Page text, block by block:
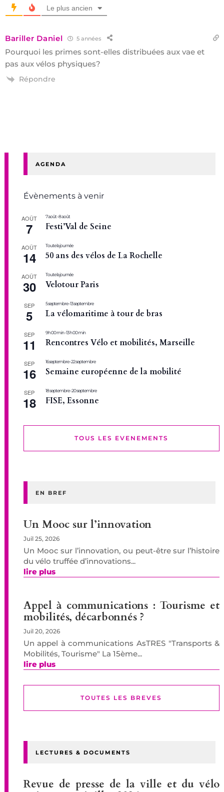
Le plus ancien
Bariller Daniel 5 années
Pourquoi les primes sont-elles distribuées aux vae et
pas aux vélos physiques?
Répondre
AGENDA
Évènements à venir
AOÛT
7
7 août-8 août
Festi’Val de Seine
AOÛT
14
Toute la journée
50 ans des vélos de La Rochelle
AOÛT
30
Toute la journée
Velotour Paris
SEP
5
5 septembre-13 septembre
La vélomaritime à tour de bras
SEP
11
9 h 00 min-13 h 00 min
Rencontres Vélo et mobilités, Marseille
SEP
16
16 septembre-22 septembre
Semaine européenne de la mobilité
SEP
18
18 septembre-20 septembre
FISE, Essonne
TOUS LES EVENEMENTS
EN BREF
Un Mooc sur l’innovation
Juil 25, 2026
Un Mooc sur l’innovation, ou peut-être sur l’histoire
du vélo truffée d’innovations...
lire plus
Appel à communications : Tourisme et
mobilités, décarbonnés ?
Juil 20, 2026
Un appel à communications AsTRES "Transports &
Mobilités, Tourisme" La 15ème...
lire plus
TOUTES LES BREVES
LECTURES & DOCUMENTS
Revue de presse de la ville et du vélo